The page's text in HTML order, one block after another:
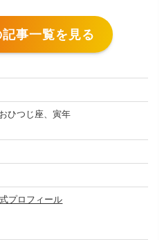
事一覧を見る
ひつじ座、寅年
プロフィール